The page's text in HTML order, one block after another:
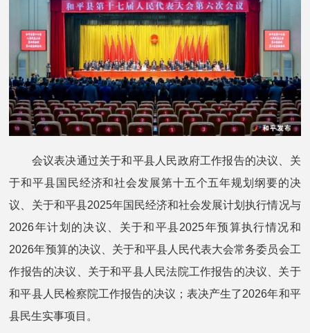
会议表决通过关于和平县人民政府工作报告的决议、关
于和平县国民经济和社会发展第十五个五年规划纲要的决
议、关于和平县2025年国民经济和社会发展计划执行情况与
2026年计划的决议、关于和平县2025年预算执行情况和
2026年预算的决议、关于和平县人民代表大会常务委员会工
作报告的决议、关于和平县人民法院工作报告的决议、关于
和平县人民检察院工作报告的决议；表决产生了2026年和平
县民生实事项目。